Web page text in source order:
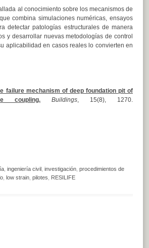
al conocimiento sobre los mecanismos de
combina simulaciones numéricas, ensayos
detectar patologías estructurales de manera
y desarrollar nuevas metodologías de control
aplicabilidad en casos reales lo convierten en
failure mechanism of deep foundation pit of
coupling.
Buildings, 15(8), 1270.
, ingeniería civil investigación, procedimientos de
, low strain, pilotes RESILIFE